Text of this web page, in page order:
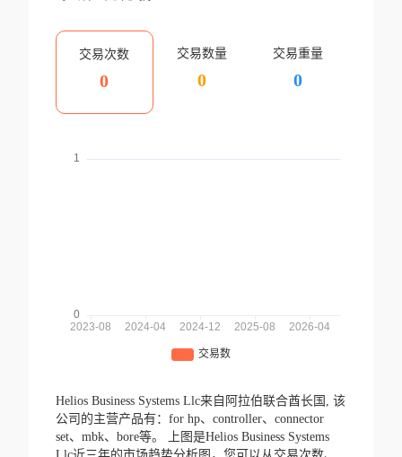
交易次数
0
交易数量
0
交易重量
0
Helios Business Systems Llc来自阿拉伯联合酋长国, 该
公司的主营产品有：for hp、controller、connector
set、mbk、bore等。
上图是Helios Business Systems